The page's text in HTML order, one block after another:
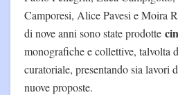
Camporesi, Alice Pavesi e Moira
di nove anni sono state prodotte
monografiche e collettive, talvolta
curatoriale, presentando sia lavori
nuove proposte.